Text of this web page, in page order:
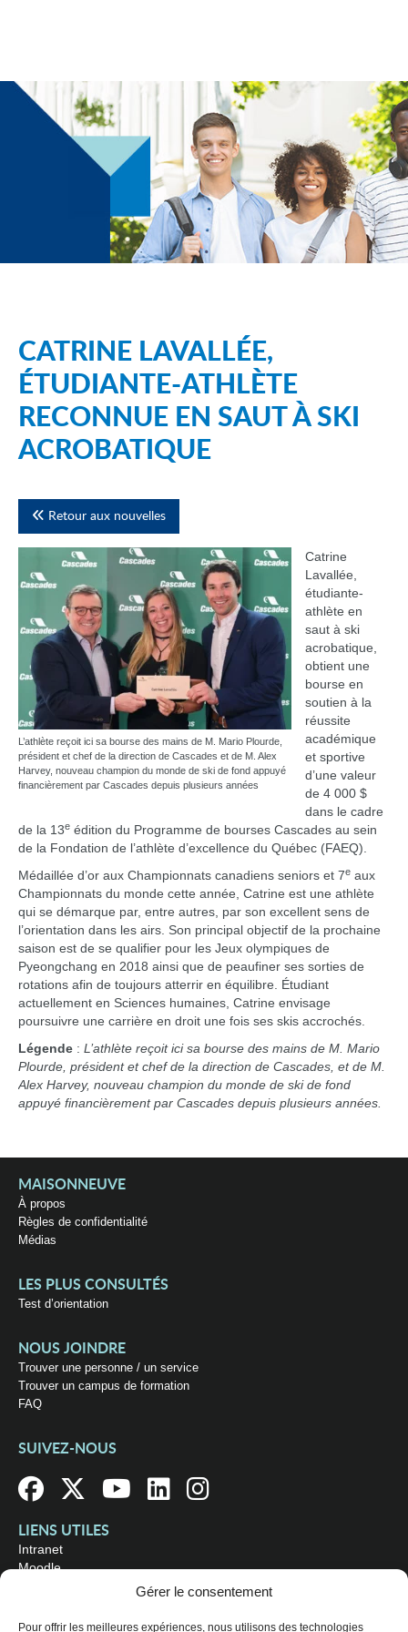
Gérer le consentement
Pour offrir les meilleures expériences, nous utilisons des technologies
CATRINE LAVALLÉE,
ÉTUDIANTE-ATHLÈTE
RECONNUE EN SAUT À SKI
ACROBATIQUE
Retour aux nouvelles
L’athlète reçoit ici sa bourse des mains de M. Mario Plourde,
président et chef de la direction de Cascades et de M. Alex
Harvey, nouveau champion du monde de ski de fond appuyé
financièrement par Cascades depuis plusieurs années
Catrine
Lavallée,
étudiante-
athlète en
saut à ski
acrobatique,
obtient une
bourse en
soutien à la
réussite
académique
et sportive
d’une valeur
de 4 000 $
dans le cadre
de la 13e édition du Programme de bourses Cascades au sein
de la Fondation de l’athlète d’excellence du Québec (FAEQ).
Médaillée d’or aux Championnats canadiens seniors et 7e aux
Championnats du monde cette année, Catrine est une athlète
qui se démarque par, entre autres, par son excellent sens de
l’orientation dans les airs. Son principal objectif de la prochaine
saison est de se qualifier pour les Jeux olympiques de
Pyeongchang en 2018 ainsi que de peaufiner ses sorties de
rotations afin de toujours atterrir en équilibre. Étudiant
actuellement en Sciences humaines, Catrine envisage
poursuivre une carrière en droit une fois ses skis accrochés.
Légende : L’athlète reçoit ici sa bourse des mains de M. Mario
Plourde, président et chef de la direction de Cascades, et de M.
Alex Harvey, nouveau champion du monde de ski de fond
appuyé financièrement par Cascades depuis plusieurs années.
MAISONNEUVE
À propos
Règles de confidentialité
Médias
LES PLUS CONSULTÉS
Test d’orientation
NOUS JOINDRE
Trouver une personne / un service
Trouver un campus de formation
FAQ
SUIVEZ-NOUS
LIENS UTILES
Intranet
Moodle